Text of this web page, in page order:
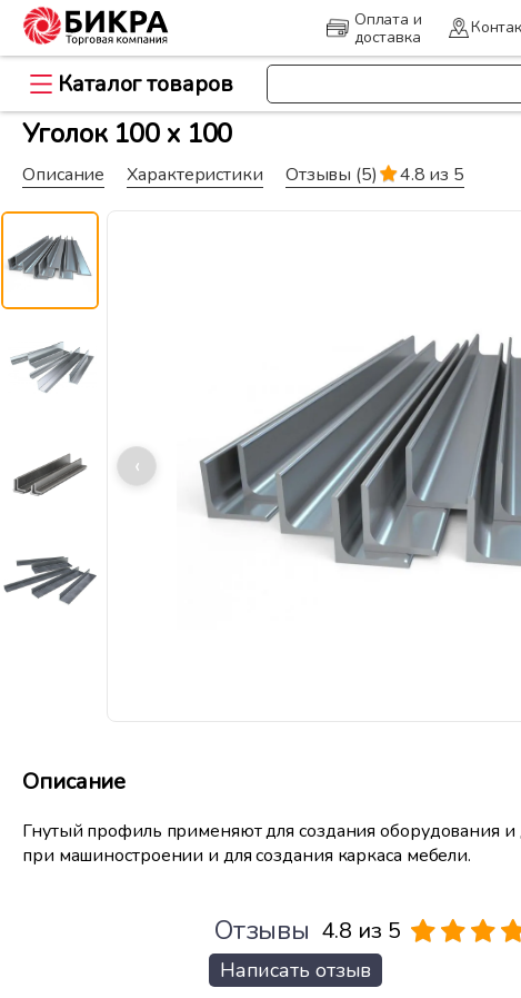
Оплата и
доставка
Каталог товаров
Уголок 100 х 100
Описание Характеристики Отзывы (5) 4.8 из 5
‹
Описание
Гнутый профиль применяют для создания оборудования
при машиностроении и для создания каркаса мебели.
Отзывы 4.8 из 5
Написать отзыв